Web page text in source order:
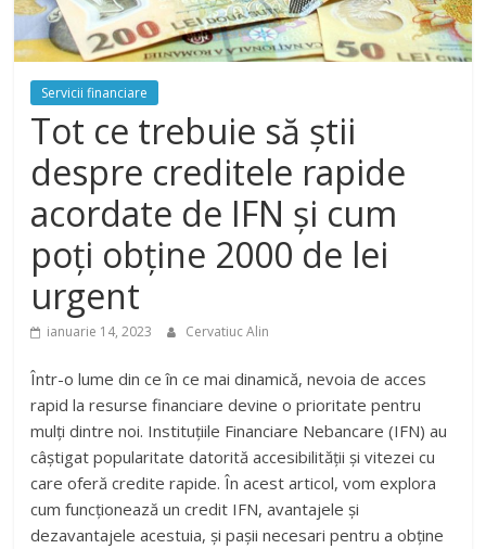
Servicii financiare
Tot ce trebuie să știi
despre creditele rapide
acordate de IFN și cum
poți obține 2000 de lei
urgent
ianuarie 14, 2023 Cervatiuc Alin
Într-o lume din ce în ce mai dinamică, nevoia de acces
rapid la resurse financiare devine o prioritate pentru
mulți dintre noi. Instituțiile Financiare Nebancare (IFN) au
câștigat popularitate datorită accesibilității și vitezei cu
care oferă credite rapide. În acest articol, vom explora
cum funcționează un credit IFN, avantajele și
dezavantajele acestuia, și pașii necesari pentru a obține